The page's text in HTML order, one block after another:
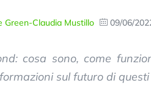
Green-Claudia Mustillo 09/06/
cosa sono, come
sul futuro di questi